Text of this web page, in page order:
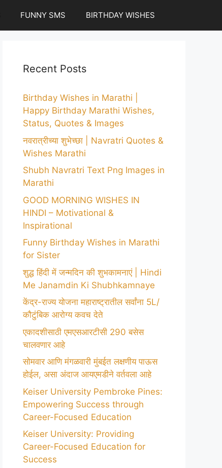
FUNNY SMS BIRTHDAY WISHES
Recent Posts
Birthday Wishes in Marathi |
Happy Birthday Marathi Wishes,
Status, Quotes & Images
नवरात्रीच्या शुभेच्छा | Navratri Quotes &
Wishes Marathi
Shubh Navratri Text Png Images in
Marathi
GOOD MORNING WISHES IN
HINDI – Motivational &
Inspirational
Funny Birthday Wishes in Marathi
for Sister
शुद्ध हिंदी में जन्मदिन की शुभकामनाएं | Hindi
Me Janamdin Ki Shubhkamnaye
केंद्र-राज्य योजना महाराष्ट्रातील सर्वांना 5L/
कौटुंबिक आरोग्य कवच देते
एकादशीसाठी एमएसआरटीसी 290 बसेस
चालवणार आहे
सोमवार आणि मंगळवारी मुंबईत लक्षणीय पाऊस
होईल, असा अंदाज आयएमडीने वर्तवला आहे
Keiser University Pembroke Pines:
Empowering Success through
Career-Focused Education
Keiser University: Providing
Career-Focused Education for
Success